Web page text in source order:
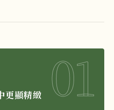
01
更顯精緻